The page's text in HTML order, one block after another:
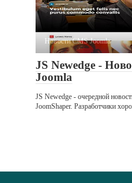
Новости CMS Joomla
JS Newedge -
Joomla
JS Newedge - очередной
JoomShaper. Разработчики